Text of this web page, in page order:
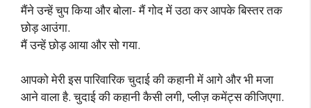
मैंने उन्हें चुप किया और बोला- मैं गोद में उठा कर आपके बिस्तर तक
छोड़ आउंगा.
मैं उन्हें छोड़ आया और सो गया.
आपको मेरी इस पारिवारिक चुदाई की कहानी में आगे और भी मजा
आने वाला है. चुदाई की कहानी कैसी लगी, प्लीज़ कमेंट्स कीजिएगा.